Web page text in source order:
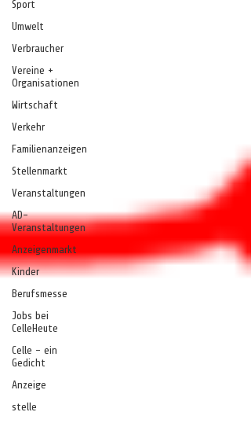
Sport
Umwelt
Verbraucher
Vereine +
Organisationen
Wirtschaft
Verkehr
Familienanzeigen
Stellenmarkt
Veranstaltungen
AD-
Veranstaltungen
Anzeigenmarkt
Kinder
Berufsmesse
Jobs bei
CelleHeute
Celle - ein
Gedicht
Anzeige
stelle